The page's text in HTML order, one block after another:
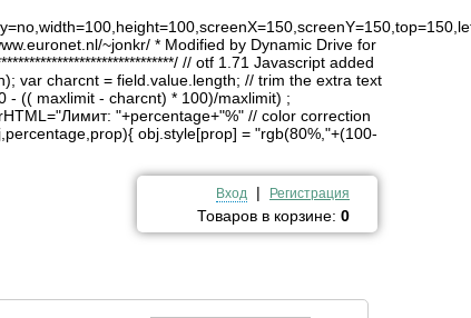
~jonkr/ * Modified by Dynamic Drive for
// otf 1.71 Javascript added
var charcnt = field.value.length; // trim the extra text
- (( maxlimit - charcnt) * 100)/maxlimit) ;
"+percentage+"%" // color correction
obj.style[prop] = "rgb(80%,"+(100-
Вход | Регистрация
Товаров в корзине: 0